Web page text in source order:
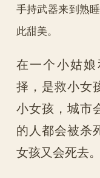
手持武器来到熟
此甜美。
在一个小姑
择，是救小女
小女孩，城市
的人都会被杀
女孩又会死去。